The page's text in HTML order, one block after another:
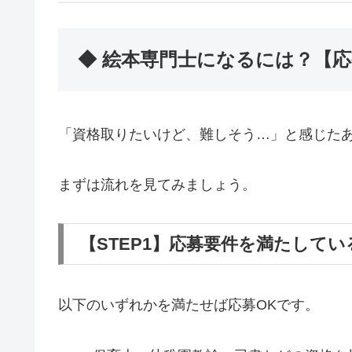
◆ 絵本専門士になるには？【
「資格取りたいけど、難しそう…」と感じた
まずは流れを見てみましょう。
【STEP1】応募要件を満たして
以下のいずれかを満たせば応募OKです。